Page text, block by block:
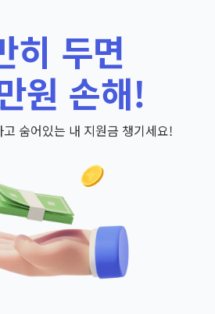
히 두면
원 손해!
숨어있는 내 지원금 챙기세요!